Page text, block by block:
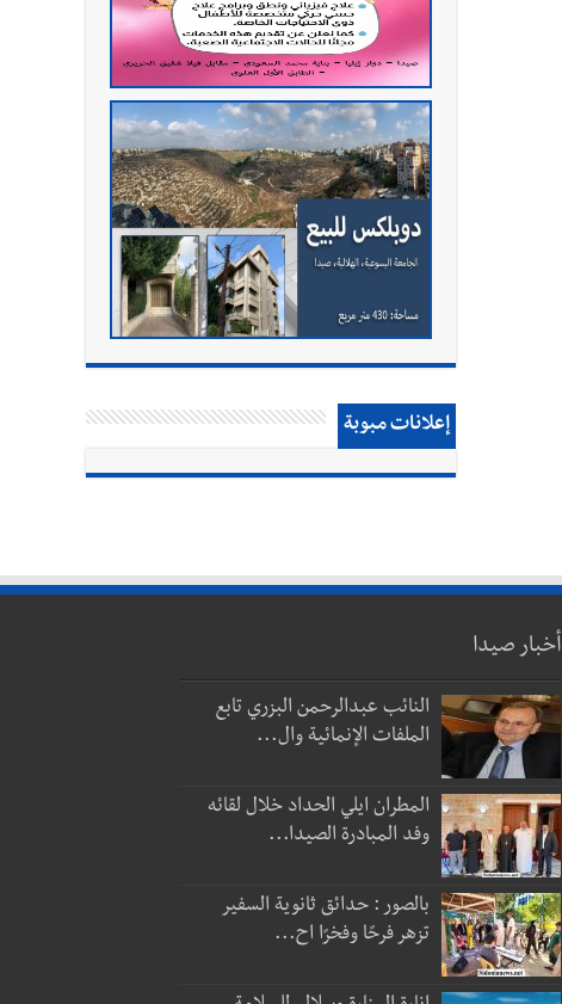
إعلانات مبوبة
أخبار صيدا
النائب عبدالرحمن البزري تابع
الملفات الإنمائية وال...
المطران ايلي الحداد خلال لقائه
وفد المبادرة الصيدا...
بالصور : حدائق ثانوية السفير
تزهر فرحًا وفخرًا اح...